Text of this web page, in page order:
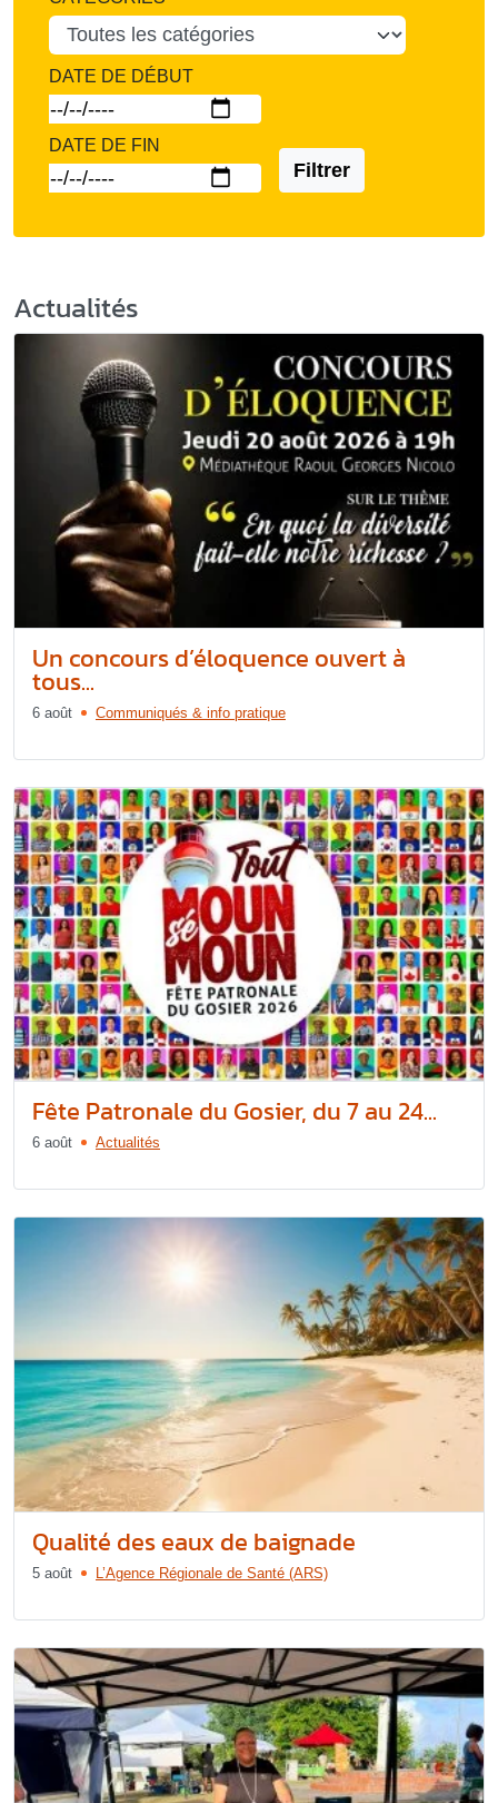
DATE DE DÉBUT
DATE DE FIN
Filtrer
Actualités
Un concours d’éloquence ouvert à
tous...
6 août Communiqués & info pratique
Fête Patronale du Gosier, du 7 au 24...
6 août Actualités
Qualité des eaux de baignade
5 août L’Agence Régionale de Santé (ARS)